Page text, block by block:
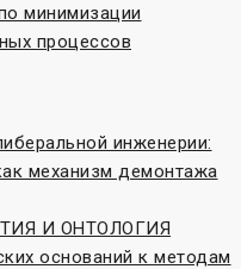
минимизации
процессов
инженерии:
механизм демонтажа
И ОНТОЛОГИЯ
оснований к методам